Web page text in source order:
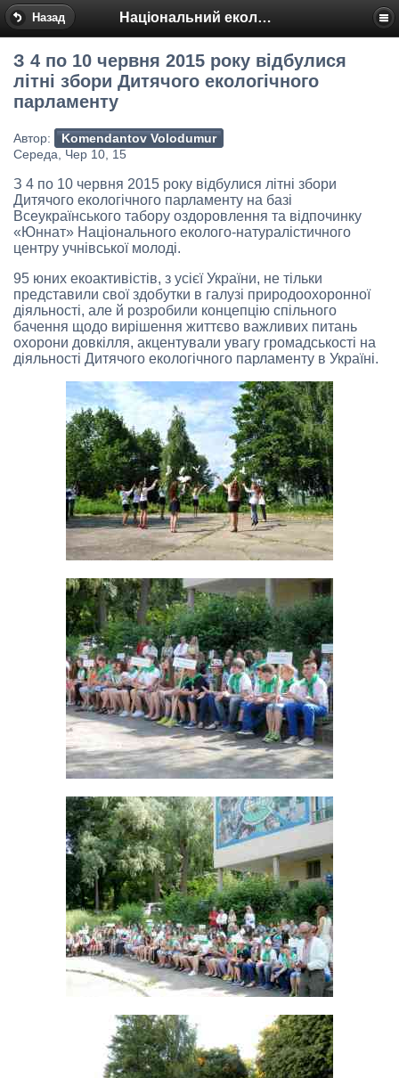
Назад Національний еколого-натуралістичний центр
З 4 по 10 червня 2015 року відбулися
літні збори Дитячого екологічного
парламенту
Автор:
Komendantov Volodumur
Середа, Чер 10, 15
З 4 по 10 червня 2015 року відбулися літні збори
Дитячого екологічного парламенту на базі
Всеукраїнського табору оздоровлення та відпочинку
«Юннат» Національного еколого-натуралістичного
центру учнівської молоді.
95 юних екоактивістів, з усієї України, не тільки
представили свої здобутки в галузі природоохоронної
діяльності, але й розробили концепцію спільного
бачення щодо вирішення життєво важливих питань
охорони довкілля, акцентували увагу громадськості на
діяльності Дитячого екологічного парламенту в Україні.